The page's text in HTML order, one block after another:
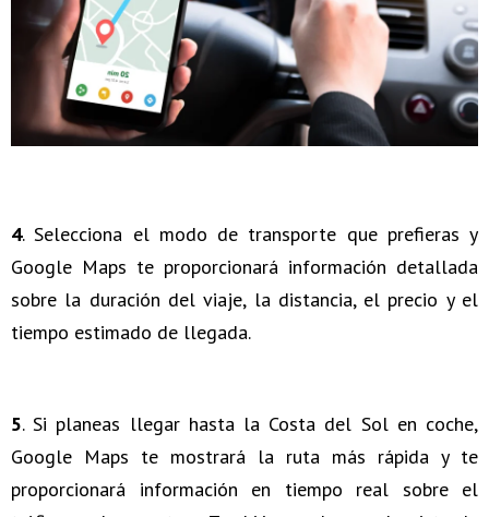
4. Selecciona el modo de transporte que prefieras y
Google Maps te proporcionará información detallada
sobre la duración del viaje, la distancia, el precio y el
tiempo estimado de llegada.
5. Si planeas llegar hasta la Costa del Sol en coche,
Google Maps te mostrará la ruta más rápida y te
proporcionará información en tiempo real sobre el